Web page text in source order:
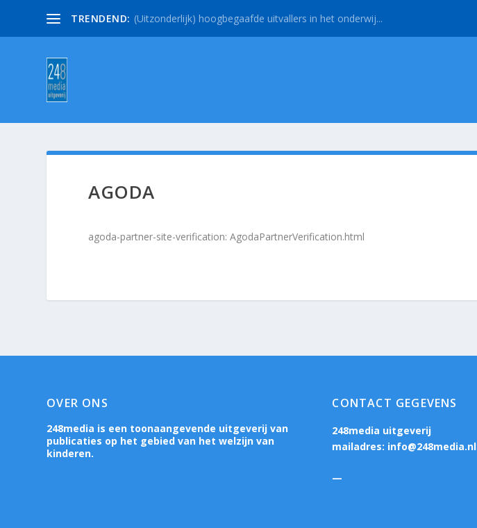
TRENDEND: (Uitzonderlijk) hoogbegaafde uitvallers in het onderwij...
AGODA
agoda-partner-site-verification: AgodaPartnerVerification.html
OVER ONS
248media is een toonaangevende uitgeverij van
publicaties op het gebied van het welzijn van
kinderen.
CONTACT GEGEVENS
248media uitgeverij
mailadres: info@248media.nl
—